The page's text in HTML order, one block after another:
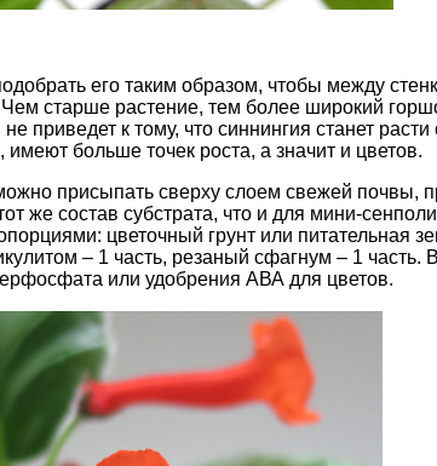
его таким образом, чтобы между
старше растение, тем более широкий
приведет к тому, что синнингия станет
имеют больше точек роста, а значит и цветов.
присыпать сверху слоем свежей почвы,
же состав субстрата, что и для мини-
цветочный грунт или питательная
– 1 часть, резаный сфагнум – 1
или удобрения АВА для цветов.